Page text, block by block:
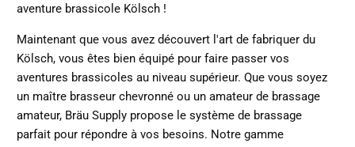
aventure brassicole Kölsch !
Maintenant que vous avez découvert l'art de fabriquer du
Kölsch, vous êtes bien équipé pour faire passer vos
aventures brassicoles au niveau supérieur. Que vous soyez
un maître brasseur chevronné ou un amateur de brassage
amateur, Bräu Supply propose le système de brassage
parfait pour répondre à vos besoins. Notre gamme